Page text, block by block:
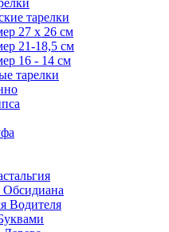
тарелки
27 х 26 см
21-18,5 см
16 - 14 см
тарелки
Обсидиана
Водителя